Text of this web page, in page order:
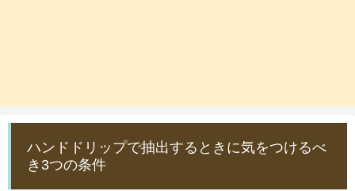
ハンドドリップで抽出するときに気をつけるべ
き3つの条件